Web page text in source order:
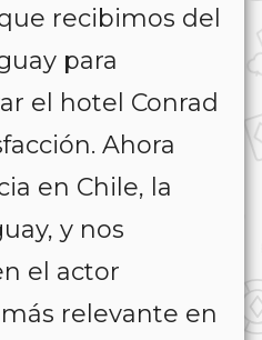
recibimos del
para
el hotel Conrad
Ahora
en Chile, la
y nos
el actor
relevante en